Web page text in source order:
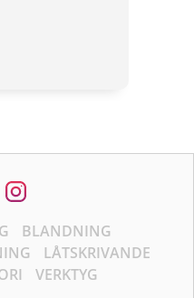
BLANDNING
LÅTSKRIVANDE
VERKTYG